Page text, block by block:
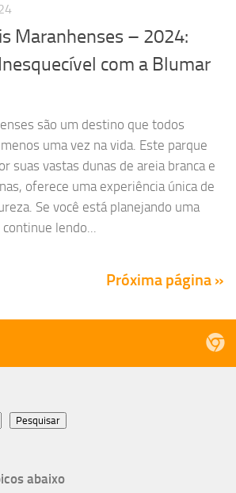
Maranhenses – 2024:
com a Blumar
são um destino que todos
uma vez na vida. Este parque
suas vastas dunas de areia branca e
oferece uma experiência única de
Se você está planejando uma
lendo...
Próxima página »
Pesquisar
abaixo